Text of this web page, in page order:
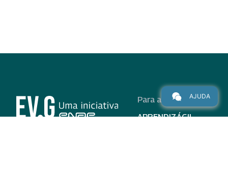
Para alunos
APRENDIZÁGIL
AJUDA